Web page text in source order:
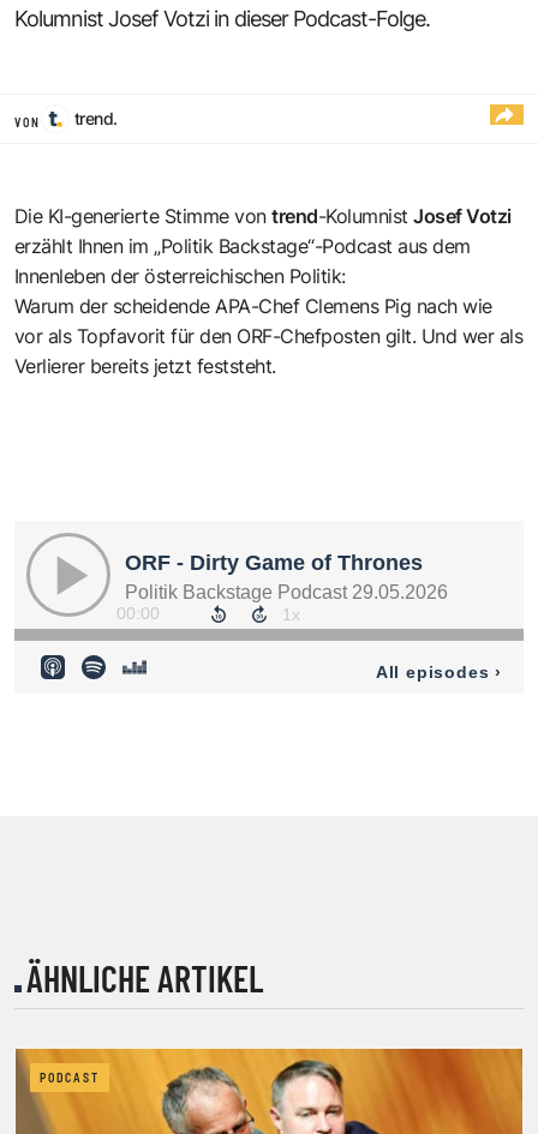
Kolumnist Josef Votzi in dieser Podcast-Folge.
VON trend.
Die KI-generierte Stimme vontrend-KolumnistJosef Votzi
erzählt Ihnen im „Politik Backstage“-Podcast aus dem
Innenleben der österreichischen Politik:
Warum der scheidende APA-Chef Clemens Pig nach wie
vor als Topfavorit für den ORF-Chefposten gilt. Und wer als
Verlierer bereits jetzt feststeht.
ÄHNLICHE ARTIKEL
PODCAST